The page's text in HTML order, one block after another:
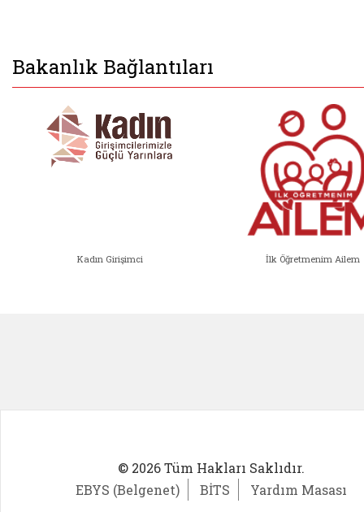
Bakanlık Bağlantıları
Kadın Girişimci İlk Öğretmenim Ailem
© 2026 Tüm Hakları Saklıdır.
EBYS (Belgenet)
BİTS Yardım Masası